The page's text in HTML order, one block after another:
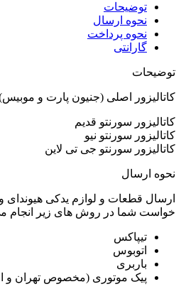
توضیحات
نحوه ارسال
نحوه پرداخت
گارانتی
توضیحات
کاتالیزور اصلی (جنیون پارت و
کاتالیزور سورنتو قدیم
کاتالیزور سورنتو نیو
کاتالیزور سورنتو جی تی لاین
نحوه ارسال
ارسال قطعات و لوازم یدکی هیوندای
خواست شما در روش های زیر انجام
تیپاکس
اتوبوس
باربری
پیک موتوری (مخصوص تهران و